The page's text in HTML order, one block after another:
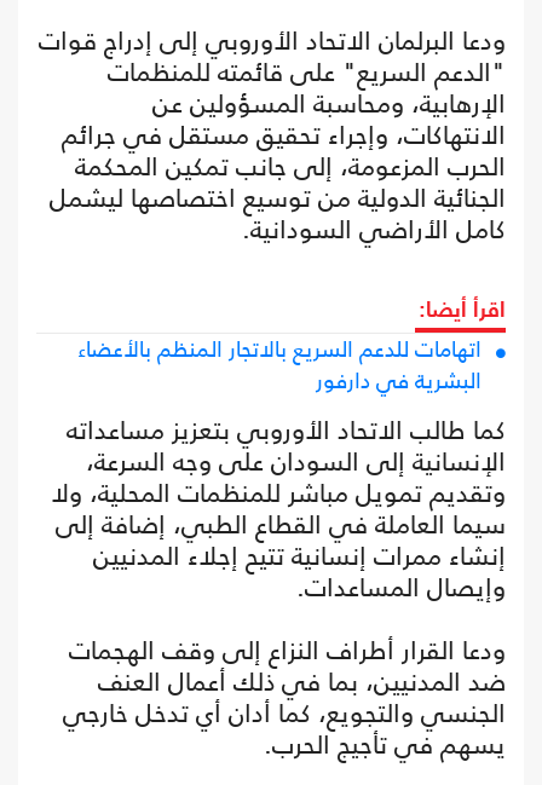
ودعا البرلمان الاتحاد الأوروبي إلى إدراج قوات
"الدعم السريع" على قائمته للمنظمات
الإرهابية، ومحاسبة المسؤولين عن
الانتهاكات، وإجراء تحقيق مستقل في جرائم
الحرب المزعومة، إلى جانب تمكين المحكمة
الجنائية الدولية من توسيع اختصاصها ليشمل
كامل الأراضي السودانية.
اقرأ أيضا:
اتهامات للدعم السريع بالاتجار المنظم بالأعضاء
البشرية في دارفور
كما طالب الاتحاد الأوروبي بتعزيز مساعداته
الإنسانية إلى السودان على وجه السرعة،
وتقديم تمويل مباشر للمنظمات المحلية، ولا
سيما العاملة في القطاع الطبي، إضافة إلى
إنشاء ممرات إنسانية تتيح إجلاء المدنيين
وإيصال المساعدات.
ودعا القرار أطراف النزاع إلى وقف الهجمات
ضد المدنيين، بما في ذلك أعمال العنف
الجنسي والتجويع، كما أدان أي تدخل خارجي
يسهم في تأجيج الحرب.